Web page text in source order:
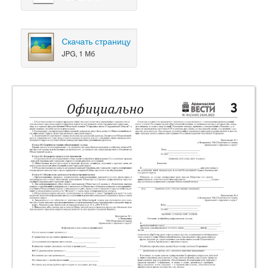
Скачать страницу
JPG, 1 Мб